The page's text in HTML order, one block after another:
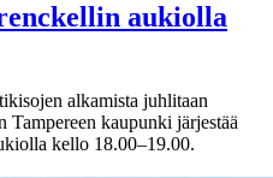
aukiolla
alkamista juhlitaan
kaupunki järjestää
kello 18.00‒19.00.